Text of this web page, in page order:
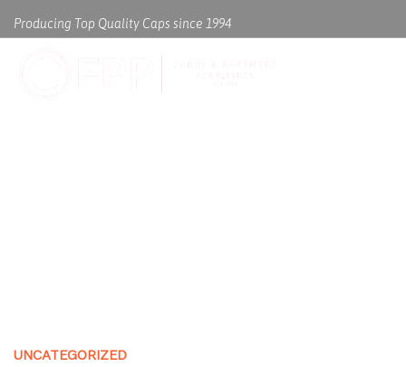
Producing Top Quality Caps since 1994
UNCATEGORIZED